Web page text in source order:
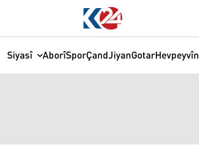
Siyasî AborîSporÇandJiyanGotarHevpeyvîn